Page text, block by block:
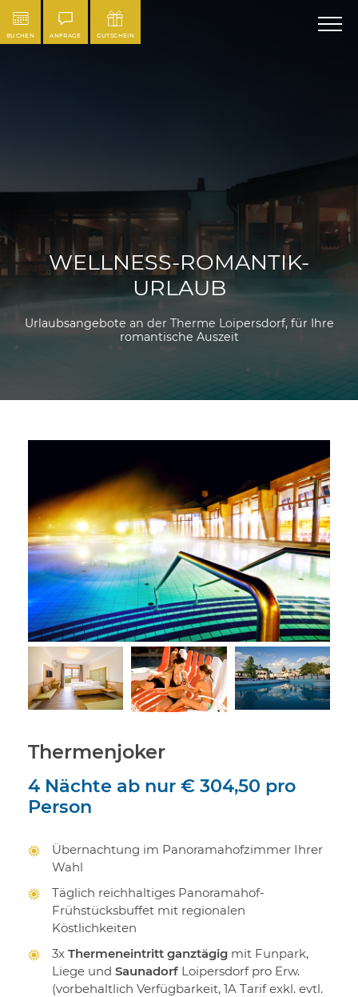
BUCHEN ANFRAGE GUTSCHEIN
WELLNESS-ROMANTIK-
URLAUB
Urlaubsangebote an der Therme Loipersdorf, für Ihre
romantische Auszeit
Thermenjoker
4 Nächte ab nur € 304,50 pro
Person
Übernachtung im Panoramahofzimmer Ihrer
Wahl
Täglich reichhaltiges Panoramahof-
Frühstücksbuffet mit regionalen
Köstlichkeiten
3x Thermeneintritt ganztägig mit Funpark,
Liege und Saunadorf Loipersdorf pro Erw.
(vorbehaltlich Verfügbarkeit, 1A Tarif exkl. evtl.